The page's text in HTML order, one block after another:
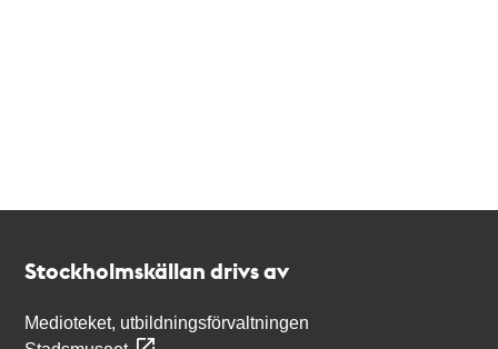
Stockholmskällan drivs av
Medioteket, utbildningsförvaltningen